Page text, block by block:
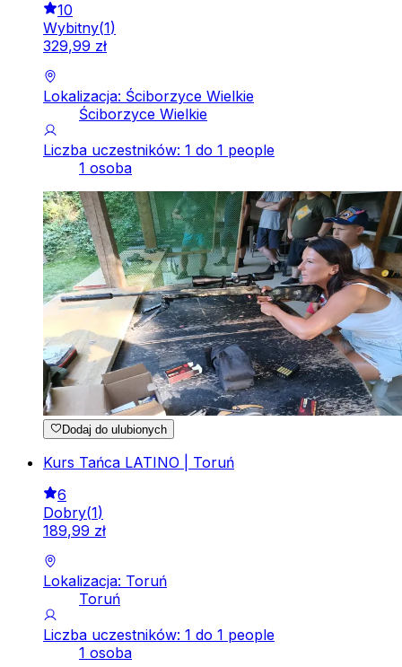
10
Wybitny(1)
329,99 zł
Lokalizacja: Ściborzyce Wielkie
Ściborzyce Wielkie
Liczba uczestników: 1 do 1 people
1 osoba
Dodaj do ulubionych
Kurs Tańca LATINO | Toruń
6
Dobry(1)
189,99 zł
Lokalizacja: Toruń
Toruń
Liczba uczestników: 1 do 1 people
1 osoba